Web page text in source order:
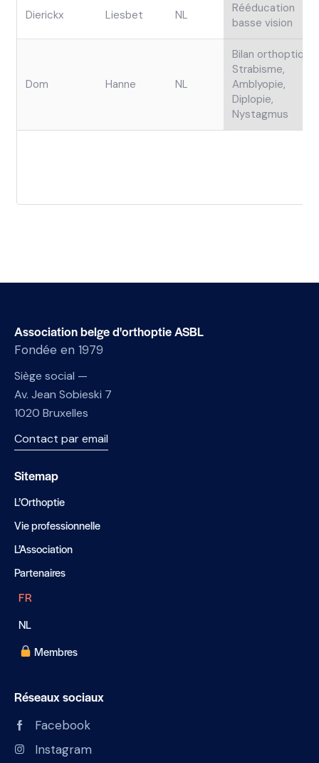
Dierickx Liesbet NL
Rééducation
basse vision
Dom Hanne NL
Bilan orthoptique,
Strabisme,
Amblyopie,
Diplopie,
Nystagmus
Association belge d'orthoptie ASBL
Fondée en 1979
Siège social —
Av. Jean Sobieski 7
1020 Bruxelles
Contact par email
Sitemap
L’Orthoptie
Vie professionnelle
L’Association
Partenaires
FR
NL
Membres
Réseaux sociaux
Facebook
Instagram